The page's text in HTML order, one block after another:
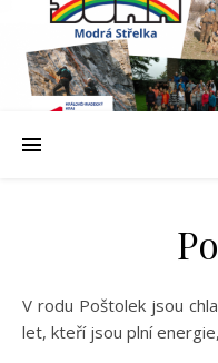
V rodu Poštolek jsou chlapci a děvčata ve věku od 9 do 11
let, kteří jsou plní